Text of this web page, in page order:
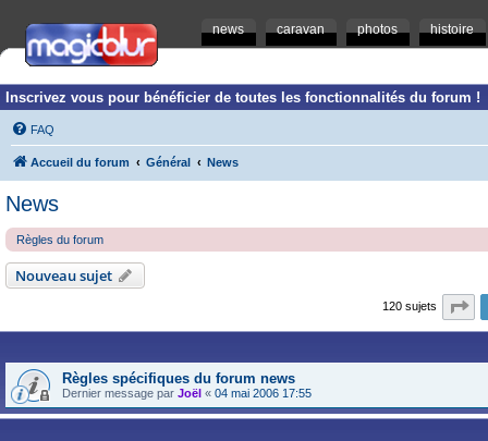
news caravan photos histoire
Inscrivez vous pour bénéficier de toutes les fonctionnalités du forum !
FAQ
Accueil du forum Général News
News
Règles du forum
Nouveau sujet
120 sujets
Règles spécifiques du forum news
Dernier message par Joël « 04 mai 2006 17:55